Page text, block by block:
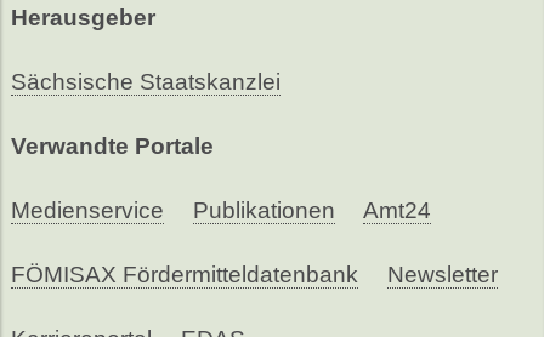
Herausgeber
Sächsische Staatskanzlei
Verwandte Portale
Medienservice Publikationen Amt24
FÖMISAX Fördermitteldatenbank Newsletter